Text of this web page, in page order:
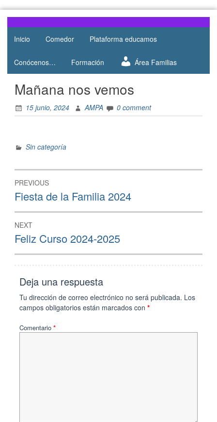
AMPA
Salesianos
Atocha
AMPA del
Colegio
de Atocha
Inicio Comedor Plataforma educamos
Conócenos… Formación Área Familias
Mañana nos vemos
15 junio, 2024 AMPA 0 comment
Sin categoría
PREVIOUS
Fiesta de la Familia 2024
NEXT
Feliz Curso 2024-2025
Deja una respuesta
Tu dirección de correo electrónico no será publicada. Los
campos obligatorios están marcados con *
Comentario *